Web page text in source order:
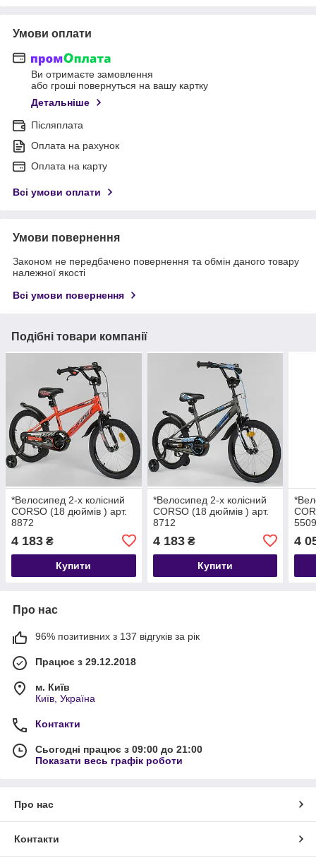
Умови оплати
Ви отримаєте замовлення
або гроші повернуться на вашу картку
Детальніше
Післяплата
Оплата на рахунок
Оплата на карту
Всі умови оплати
Умови повернення
Законом не передбачено повернення та обмін даного товару
належної якості
Всі умови повернення
Подібні товари компанії
*Велосипед 2-х колісний
CORSO (18 дюймів ) арт.
8872
4 183 ₴
Купити
*Велосипед 2-х колісний
CORSO (18 дюймів ) арт.
8712
4 183₴
Купити
4
Про нас
96% позитивних з 137 відгуків за рік
Працює з 29.12.2018
м. Київ
Київ, Україна
Контакти
Сьогодні працює з 09:00 до 21:00
Показати весь графік роботи
Про нас
Контакти